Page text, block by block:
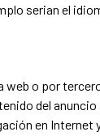
serian el
web o por
del
en